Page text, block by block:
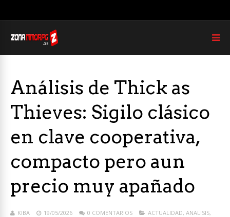
Análisis de Thick as
Thieves: Sigilo clásico
en clave cooperativa,
compacto pero aun
precio muy apañado
KIBA 19/05/2026 0 COMENTARIOS ACTUALIDAD, ANALISIS,